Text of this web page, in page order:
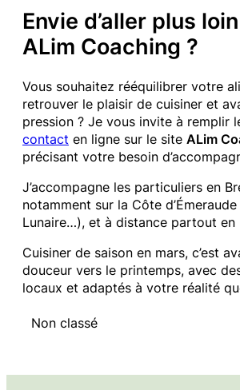
Envie d’aller plus
ALim Coaching ?
Vous souhaitez rééquilibrer votre
retrouver le plaisir de cuisiner et
pression ? Je vous invite à remplir
contact en ligne sur le site ALim
précisant votre besoin
J’accompagne les particuliers en
notamment sur la Côte
Lunaire…), et à distance partout en
Cuisiner de saison en mars, c’est
douceur vers le printemps, avec
locaux et adaptés à votre réalité
Non classé